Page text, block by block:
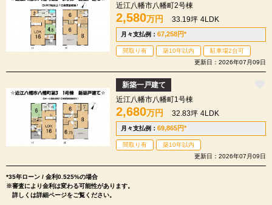
近江八幡市八幡町2号棟
2,580万円 33.19坪 4LDK
月々支払例：67,258円*
間取り有 築10年以内
駐車場2台可
更新日：2026年07月09日
新築一戸建て
近江八幡市八幡町1号棟
2,680万円 32.83坪 4LDK
月々支払例：69,865円*
間取り有
築10年以内
更新日：2026年07月09日
*35年ローン / 金利0.525%の場合
※審査により金利は変わる可能性があります。
詳しくは詳細ページをご覧ください。